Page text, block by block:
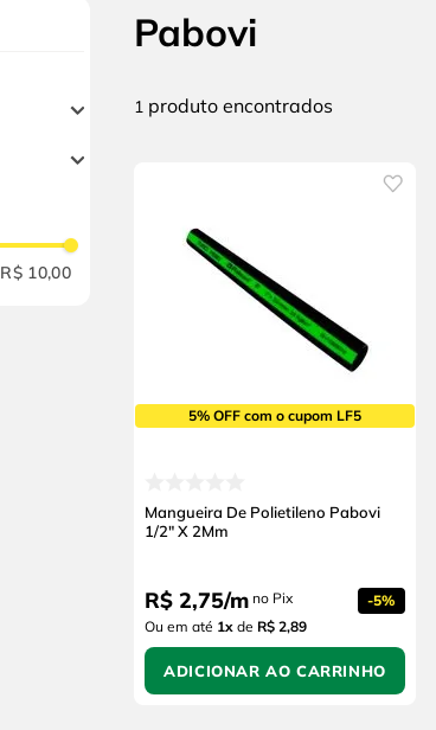
R$ 10,00
Pabovi
1 produto
5% OFF com o cupom LF5
Mangueira De Polietileno Pabovi
1/2" X 2Mm
R$ 2,75/m no Pix -5%
Ou em até 1x de R$ 2,89
ADICIONAR AO CARRINHO